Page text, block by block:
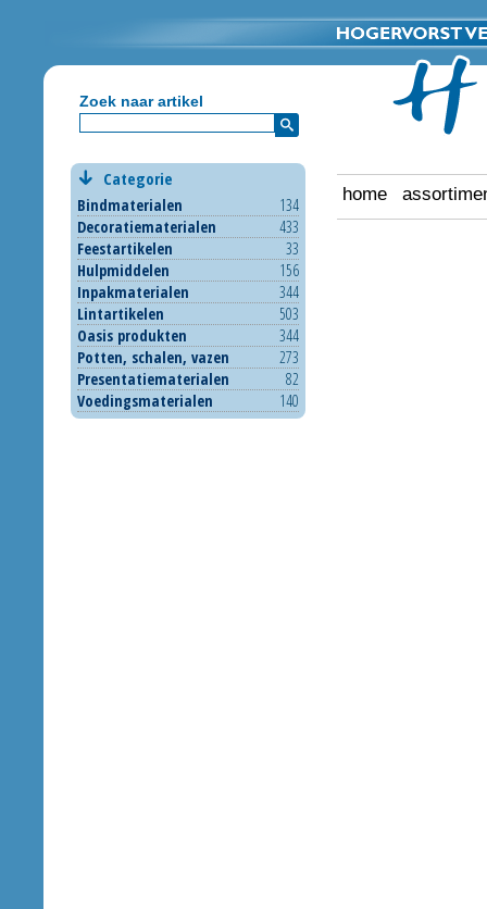
Zoek naar artikel
home
Categorie
Bindmaterialen
134
Decoratiematerialen
433
Feestartikelen
33
Hulpmiddelen
156
Inpakmaterialen
344
Lintartikelen
503
Oasis produkten
344
Potten, schalen, vazen
273
Presentatiematerialen
82
Voedingsmaterialen
140